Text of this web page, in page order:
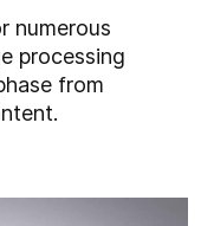
numerous
processing
from